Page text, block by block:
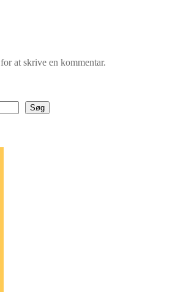
for at skrive en kommentar.
Søg